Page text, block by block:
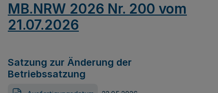
MB.NRW 2026 Nr. 200 vom
21.07.2026
Satzung zur Änderung der
Betriebssatzung